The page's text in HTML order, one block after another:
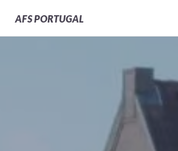
AFSPORTUGAL